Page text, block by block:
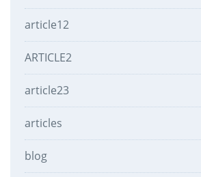
article12
ARTICLE2
article23
articles
blog